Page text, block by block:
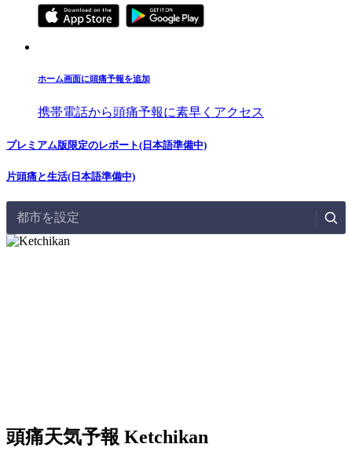
ホーム画面に頭痛予報を追加
携帯電話から頭痛予報に素早くアクセス
プレミアム版限定のレポート(日本語準備中)
片頭痛と生活(日本語準備中)
都市を設定
頭痛天気予報 Ketchikan